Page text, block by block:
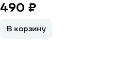
490 ₽
В корзину